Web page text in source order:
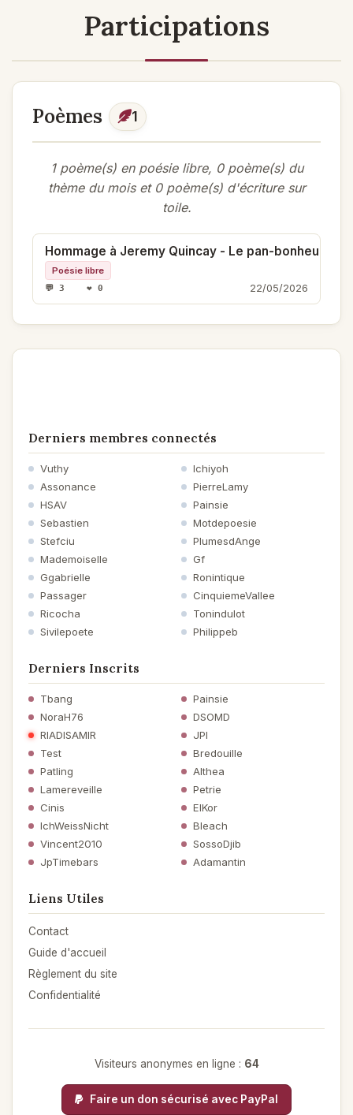
Participations
Poèmes 1
1 poème(s) en poésie libre, 0 poème(s) du
thème du mois et 0 poème(s) d'écriture sur
toile.
Hommage à Jeremy Quincay - Le pan-bonheur
Poésie libre
💬 3 ❤️ 0 22/05/2026
Derniers membres connectés
Vuthy
Ichiyoh
Assonance
PierreLamy
HSAV
Painsie
Sebastien
Motdepoesie
Stefciu
PlumesdAnge
Mademoiselle
Gf
Ggabrielle
Ronintique
Passager
CinquiemeVallee
Ricocha
Tonindulot
Sivilepoete
Philippeb
Derniers Inscrits
Tbang
Painsie
NoraH76
DSOMD
RIADISAMIR
JPI
Test
Bredouille
Patling
Althea
Lamereveille
Petrie
Cinis
ElKor
IchWeissNicht
Bleach
Vincent2010
SossoDjib
JpTimebars
Adamantin
Liens Utiles
Contact
Guide d'accueil
Règlement du site
Confidentialité
Visiteurs anonymes en ligne : 64
Faire un don sécurisé avec PayPal